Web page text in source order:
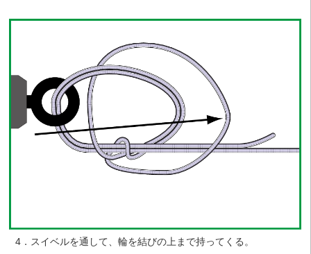
4．スイベルを通して、輪を結びの上まで持ってくる。